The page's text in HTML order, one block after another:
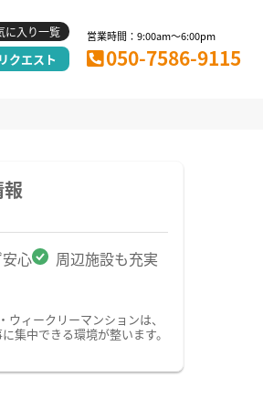
に入り一覧
クエスト
営業時間：9:00am～6:00pm
050-7586-9115
心 周辺施設も充実
ィークリーマンションは、
集中できる環境が整います。